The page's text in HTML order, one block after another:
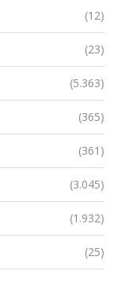
(12)
(23)
(5.363)
(365)
(361)
(3.045)
(1.932)
(25)